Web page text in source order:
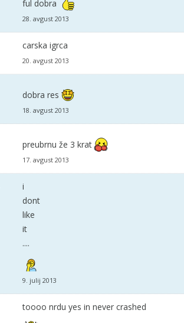
ful dobra
28. avgust 2013
carska igrca
20. avgust 2013
dobra res
18. avgust 2013
preubrnu že 3 krat
17. avgust 2013
i
dont
like
it
....
9. julij 2013
toooo nrdu yes in never crashed